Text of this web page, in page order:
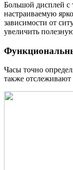
Большой дисплей с
настраиваемую
зависимости от
увеличить
Часы точно
также